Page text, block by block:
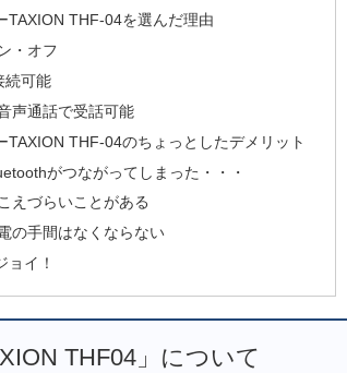
TAXION THF-04を選んだ理由
・オフ
続可能
声通話で受話可能
TAXION THF-04のちょっとしたデメリット
がつながってしまった・・・
えづらいことがある
の手間はなくならない
ョイ！
THF04」について